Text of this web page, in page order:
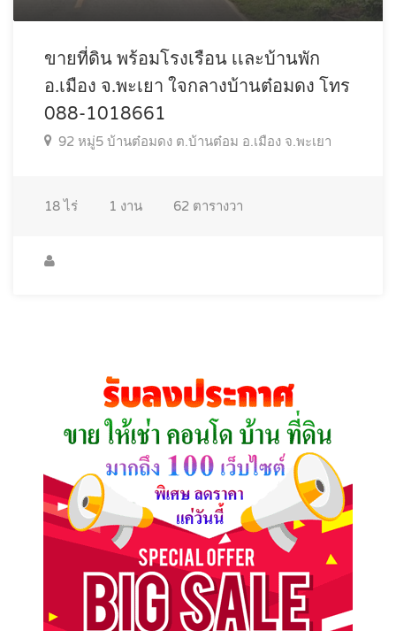
ขายที่ดิน พร้อมโรงเรือน เเละบ้านพัก
อ.เมือง จ.พะเยา ใจกลางบ้านต๋อมดง โทร
088-1018661
92 หมู่5 บ้านต๋อมดง ต.บ้านต๋อม อ.เมือง จ.พะเยา
18ไร่ 1 งาน 62 ตารางวา